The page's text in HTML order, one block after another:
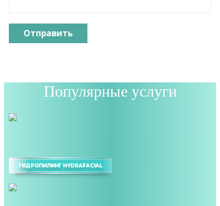
Отправить
Популярные услуги
ГИДРОПИЛИНГ HYDRAFACIAL